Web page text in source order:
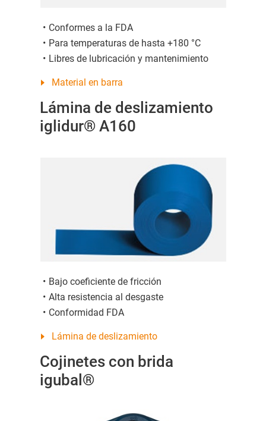
Conformes a la FDA
Para temperaturas de hasta +180 °C
Libres de lubricación y mantenimiento
Material en barra
Lámina de deslizamiento
iglidur® A160
Bajo coeficiente de fricción
Alta resistencia al desgaste
Conformidad FDA
Lámina de deslizamiento
Cojinetes con brida
igubal®